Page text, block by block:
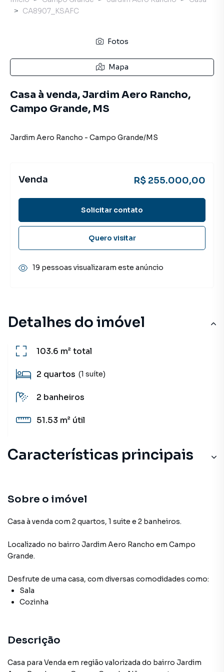
Detalhes do imóvel
103.6 m²total
2 quartos (1 suíte)
2 banheiros
51.53 m² útil
Características principais
Sobre o imóvel
Casa à venda com 2 quartos, 1 suite e 2 banheiros.
Localizado no bairro Jardim Aero Rancho em Campo
Grande.
Desfrute de uma casa, com diversas comodidades como:
Sala
Cozinha
Descrição
Casa para Venda em região valorizada do bairro Jardim
CA8907_KSAFC
Fotos
Mapa
Casa à venda, Jardim Aero Rancho,
Campo Grande, MS
Jardim Aero Rancho - Campo Grande/MS
Venda R$ 255.000,00
Solicitar contato
Quero visitar
19 pessoas visualizaram este anúncio